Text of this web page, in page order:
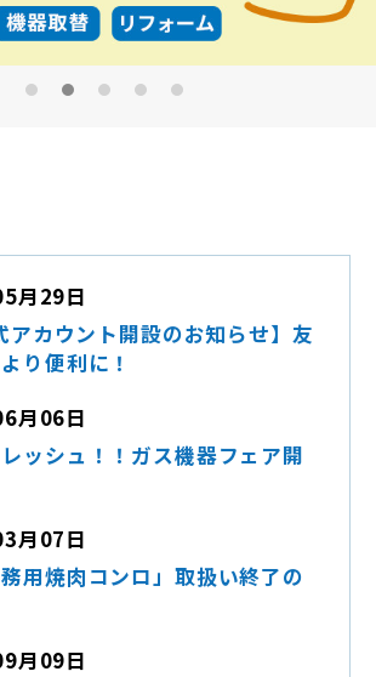
月29日
アカウント開設のお知らせ】友
り便利に！
月06日
ッシュ！！ガス機器フェア開
月07日
用焼肉コンロ」取扱い終了の
月09日